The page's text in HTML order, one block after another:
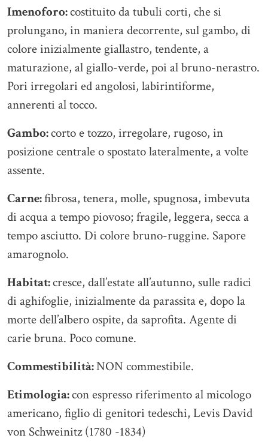
Imenoforo:costituito da tubuli corti, che si
prolungano, in maniera decorrente, sul gambo, di
colore inizialmente giallastro, tendente, a
maturazione, al giallo-verde, poi al bruno-nerastro.
Pori irregolari ed angolosi, labirintiforme,
annerenti al tocco.
Gambo:corto e tozzo, irregolare, rugoso, in
posizione centrale o spostato lateralmente, a volte
assente.
Carne:fibrosa, tenera, molle, spugnosa, imbevuta
di acqua a tempo piovoso; fragile, leggera, secca a
tempo asciutto. Di colore bruno-ruggine. Sapore
amarognolo.
Habitat:cresce, dall’estate all’autunno, sulle radici
di aghifoglie, inizialmente da parassita e, dopo la
morte dell’albero ospite, da saprofita. Agente di
carie bruna. Poco comune.
Commestibilità:NON commestibile.
Etimologia:con espresso riferimento al micologo
americano, figlio di genitori tedeschi, Levis David
von Schweinitz (1780 -1834)